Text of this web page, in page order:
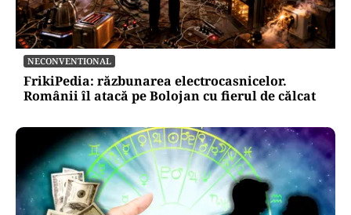
NECONVENTIONAL
FrikiPedia: răzbunarea electrocasnicelor.
Românii îl atacă pe Bolojan cu fierul de călcat